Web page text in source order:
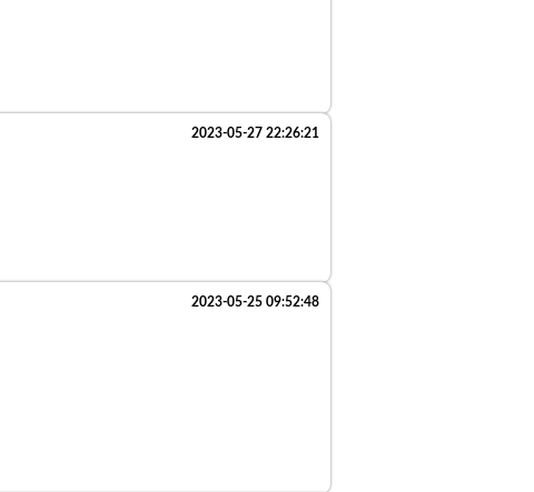
2023-05-27 22:26:21
2023-05-25 09:52:48